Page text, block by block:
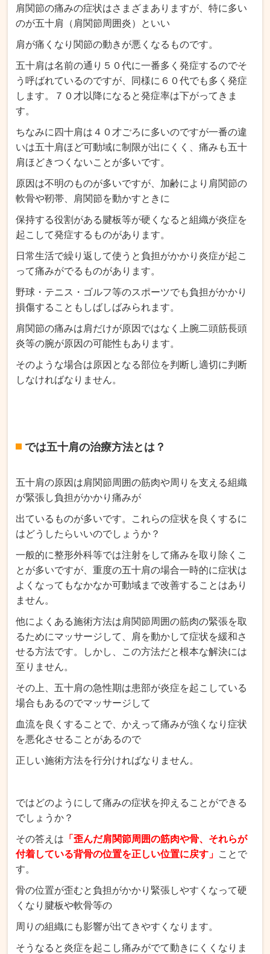
肩関節の痛みの症状はさまざまありますが、特に多い
のが五十肩（肩関節周囲炎）といい
肩が痛くなり関節の動きが悪くなるものです。
五十肩は名前の通り５０代に一番多く発症するのでそ
う呼ばれているのですが、同様に６０代でも多く発症
します。７０才以降になると発症率は下がってきま
す。
ちなみに四十肩は４０才ごろに多いのですが一番の違
いは五十肩ほど可動域に制限が出にくく、痛みも五十
肩ほどきつくないことが多いです。
原因は不明のものが多いですが、加齢により肩関節の
軟骨や靭帯、肩関節を動かすときに
保持する役割がある腱板等が硬くなると組織が炎症を
起こして発症するものがあります。
日常生活で繰り返して使うと負担がかかり炎症が起こ
って痛みがでるものがあります。
野球・テニス・ゴルフ等のスポーツでも負担がかかり
損傷することもしばしばみられます。
肩関節の痛みは肩だけが原因ではなく上腕二頭筋長頭
炎等の腕が原因の可能性もあります。
そのような場合は原因となる部位を判断し適切に判断
しなければなりません。
では五十肩の治療方法とは？
五十肩の原因は肩関節周囲の筋肉や周りを支える組織
が緊張し負担がかかり痛みが
出ているものが多いです。これらの症状を良くするに
はどうしたらいいのでしょうか？
一般的に整形外科等では注射をして痛みを取り除くこ
とが多いですが、重度の五十肩の場合一時的に症状は
よくなってもなかなか可動域まで改善することはあり
ません。
他によくある施術方法は肩関節周囲の筋肉の緊張を取
るためにマッサージして、肩を動かして症状を緩和さ
せる方法です。しかし、この方法だと根本な解決には
至りません。
その上、五十肩の急性期は患部が炎症を起こしている
場合もあるのでマッサージして
血流を良くすることで、かえって痛みが強くなり症状
を悪化させることがあるので
正しい施術方法を行分ければなりません。
ではどのようにして痛みの症状を抑えることができる
でしょうか？
その答えは 「歪んだ肩関節周囲の筋肉や骨、それらが
付着している背骨の位置を正しい位置に戻す」 ことで
す。
骨の位置が歪むと負担がかかり緊張しやすくなって硬
くなり腱板や軟骨等の
周りの組織にも影響が出てきやすくなります。
そうなると炎症を起こし痛みがでて動きにくくなりま